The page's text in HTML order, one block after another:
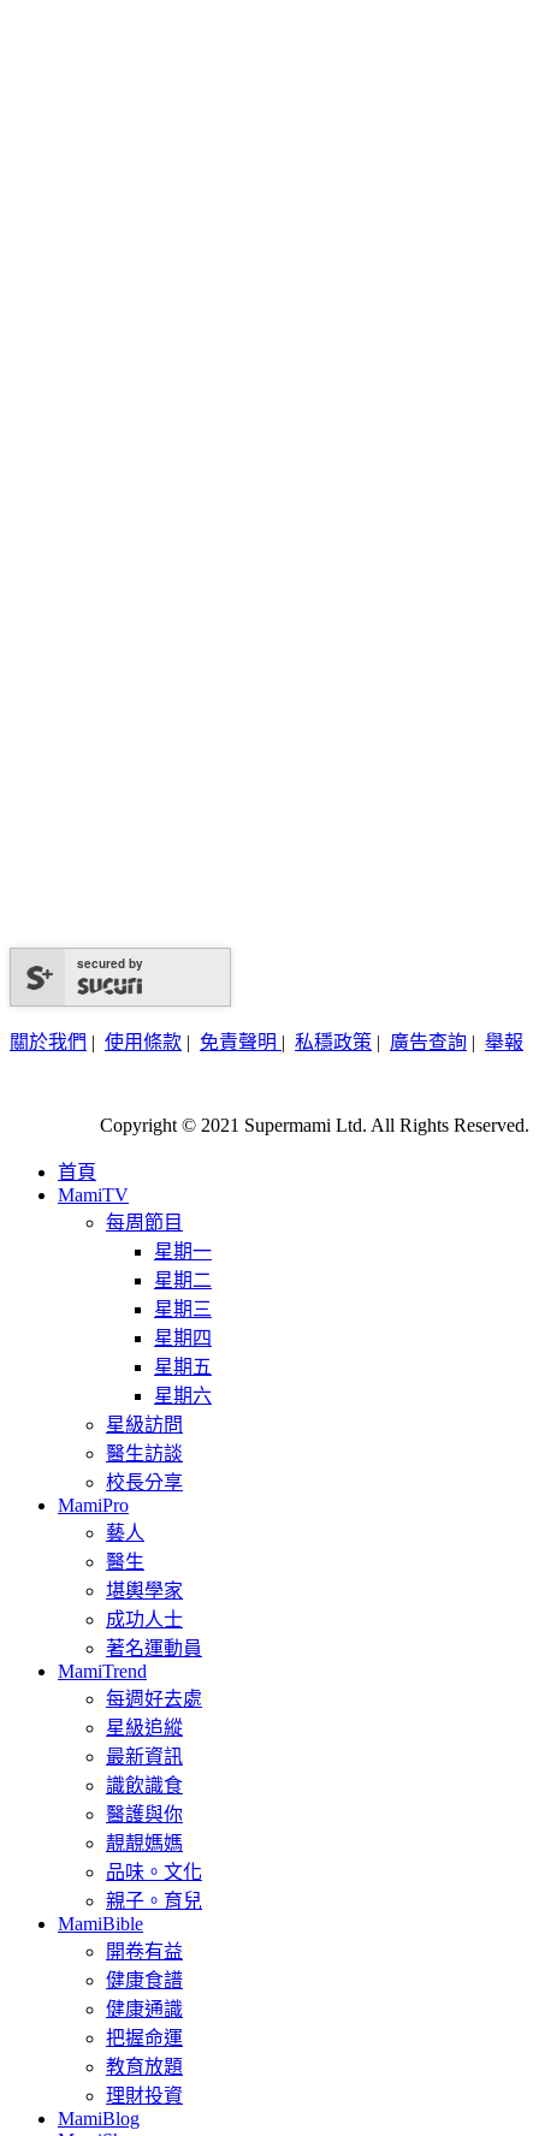
secured by
關於我們 | 使用條款 | 免責聲明 | 私穩政策 | 廣告查詢 | 舉報
Copyright © 2021 Supermami Ltd. All Rights Reserved.
首頁
MamiTV
每周節目
星期一
星期二
星期三
星期四
星期五
星期六
星級訪問
醫生訪談
校長分享
MamiPro
藝人
醫生
堪輿學家
成功人士
著名運動員
MamiTrend
每週好去處
星級追縱
最新資訊
識飲識食
醫護與你
靚靚媽媽
品味。文化
親子。育兒
MamiBible
開卷有益
健康食譜
健康通識
把握命運
教育放題
理財投資
MamiBlog